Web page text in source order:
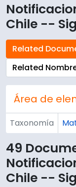
Chile --
Related
Related
Área de
Taxonomía
49
Chile --